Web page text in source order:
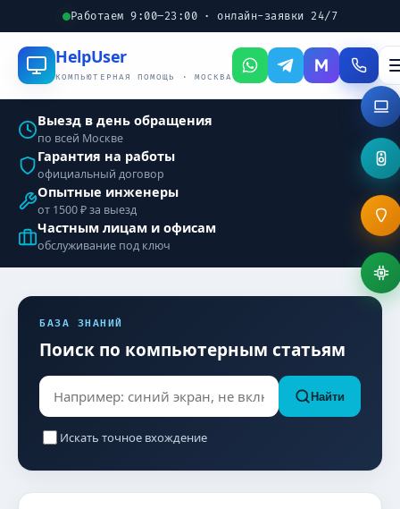
Работаем 9:00–23:00 · онлайн-заявки 24/7
HelpUser
КОМПЬЮТЕРНАЯ ПОМОЩЬ · МОСКВА
Выезд в день обращения
по всей Москве
Гарантия на работы
официальный договор
Опытные инженеры
от 1500 ₽ за выезд
Частным лицам и офисам
обслуживание под ключ
БАЗА ЗНАНИЙ
Поиск по компьютерным статьям
Найти
Искать точное вхождение